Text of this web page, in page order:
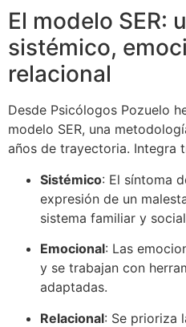
El modelo SER:
sistémico,
relacional
Desde Psicólogos Pozuelo
modelo SER, una
años de trayectoria. Integra
Sistémico: El síntoma
expresión de un
sistema familiar y
Emocional: Las
y se trabajan con
adaptadas.
Relacional: Se prioriza